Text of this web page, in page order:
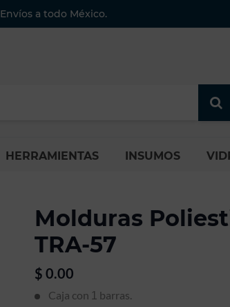
Envíos a todo México.
HERRAMIENTAS INSUMOS
Molduras
TRA-57
$ 0.00
Caja con 1 barras.